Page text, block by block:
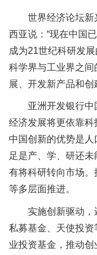
世界经济论坛新
西亚说：“现在中国
成为21世纪科研发
科学界与工业界之间
展、开发新产品和
亚洲开发银行
经济发展将更依靠科
中国创新的优势是
足是产、学、研还
有将科研转向市场
等多层面推进。
实施创新驱动
私募基金、天使投资
业投资基金，推动